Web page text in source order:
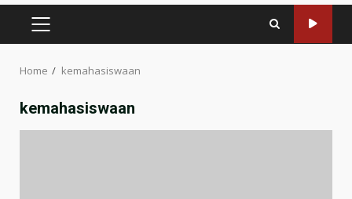
Home kemahasiswaan
kemahasiswaan